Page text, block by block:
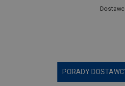
PORADY